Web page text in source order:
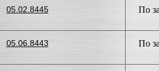
05.02.8445 По
05.06.8443 По